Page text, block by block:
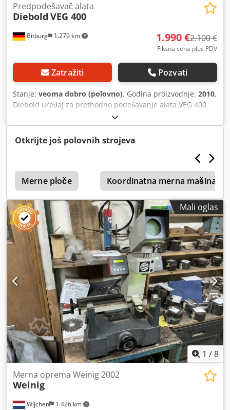
Bitburg 1.279 km
Predpodešavač alata
Diebold VEG 400
1.990 €2.100 €
Fiksna cena plus PDV
Zatražiti Pozvati
Stanje: veoma dobro (polovno), Godina proizvodnje: 2010,
Diebold uređaj za prethodno podešavanje alata VEG 400
Prethodno podešavanje alata VEG - 400 Za merenje dužina
i radijusa glodala, tokarskih i bušećih alata - jednostavno
rukovanje - robusna konstrukcija za upotrebu na mašini -
univerzalno podesiv - rotirajuće vreteno od nerđajućeg
vretenu - odlična preciznost kružnog hoda - tačnost
merenja manja od 0,02 mm - digitalni prikaz mernih
vrednosti, preciznost očitavanja 0,01 mm - izlazi za
podatke - sa kutijom za samolepljive etikete za označavanje
alata - klik-fina regulacija za precizno dovođenje mernih
vrednosti - redukcija na sve veličine konusa i cilindričnih
prihvata moguća Tehnički podaci: - Dimenzije (D x Š x V):
350 x 175 x 730 mm - Merni opseg: dužina 410 mm,
prečnik 240 mm - Težina: 22 kg - Boja: crvena RAL 3003 -
Kružnost: vreteno manje od 0,005 mm - Tačnost merenja:
manje od 0,02 mm Odlično stanje - iz škole Dcedpfxex Nq
Hto Ambek Lokacija: sa lagera 54634 Bitburg - odmah
dostupno -
Otkrijte još polovnih strojeva
Merne ploče Koordinatna merna mašina
Mali oglas
1 /8
Wijchen 1.426 km
Merna oprema Weinig 2002
Weinig